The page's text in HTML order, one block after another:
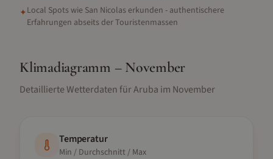
✦Local Spots wie San Nicolas erkunden - authentischere
Erfahrungen abseits der Touristenmassen
Klimadiagramm – November
Detaillierte Wetterdaten fürAruba im November
Temperatur
Min / Durchschnitt / Max